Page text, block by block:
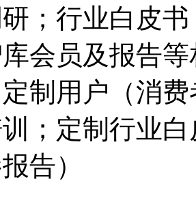
；行业白皮
会员及报告
制用户（消
；定制行业
告）